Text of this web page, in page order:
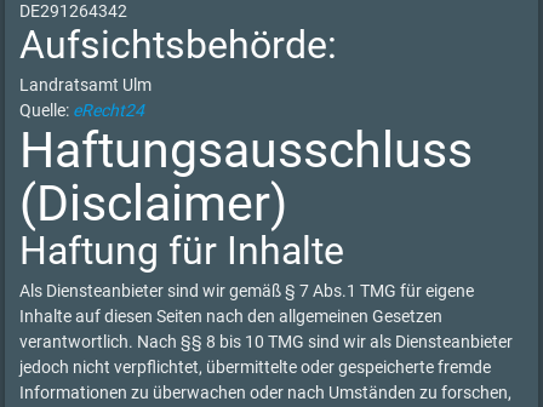
DE291264342
Aufsichtsbehörde:
Landratsamt Ulm
Quelle: eRecht24
Haftungsausschluss
(Disclaimer)
Haftung für Inhalte
Als Diensteanbieter sind wir gemäß § 7 Abs.1 TMG für eigene
Inhalte auf diesen Seiten nach den allgemeinen Gesetzen
verantwortlich. Nach §§ 8 bis 10 TMG sind wir als Diensteanbieter
jedoch nicht verpflichtet, übermittelte oder gespeicherte fremde
Informationen zu überwachen oder nach Umständen zu forschen,